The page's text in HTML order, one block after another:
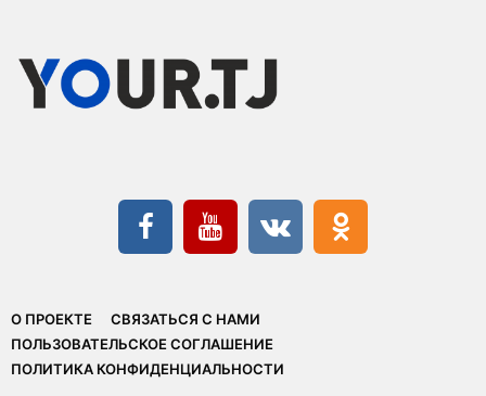
О ПРОЕКТЕ
СВЯЗАТЬСЯ С НАМИ
ПОЛЬЗОВАТЕЛЬСКОЕ СОГЛАШЕНИЕ
ПОЛИТИКА КОНФИДЕНЦИАЛЬНОСТИ